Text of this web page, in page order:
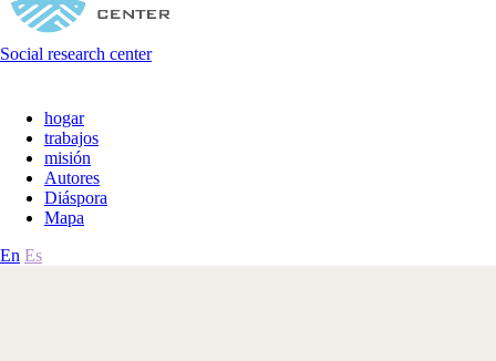
Social research center
hogar
trabajos
misión
Autores
Diáspora
Mapa
En Es